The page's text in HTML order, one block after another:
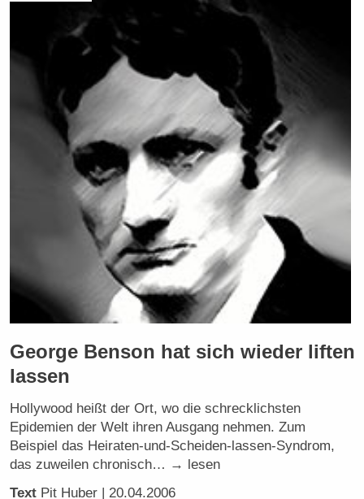
George Benson hat sich wieder liften
lassen
Hollywood heißt der Ort, wo die schrecklichsten
Epidemien der Welt ihren Ausgang nehmen. Zum
Beispiel das Heiraten-und-Scheiden-lassen-Syndrom,
das zuweilen chronisch… → lesen
Text Pit Huber | 20.04.2006